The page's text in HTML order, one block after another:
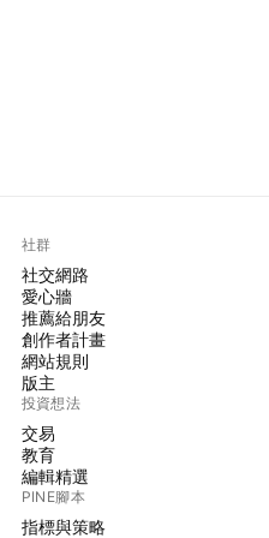
社群
社交網路
愛心牆
推薦給朋友
創作者計畫
網站規則
版主
投資想法
交易
教育
編輯精選
PINE腳本
指標與策略